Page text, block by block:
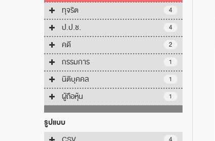
ทุจริต 4
ป.ป.ช. 4
คดี 2
กรรมการ 1
นิติบุคคล 1
ผู้ถือหุ้น 1
รูปแบบ